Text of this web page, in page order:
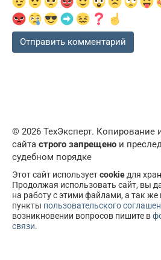
© 2026 ТехЭксперт. Копирование
сайта строго запрещено и
судебном порядке
Этот сайт используетcookieдля
Продолжая использовать сайт, вы
на работу с этими файлами, а так же
пункты пользовательского
возникновении вопросов пишите в
связи.